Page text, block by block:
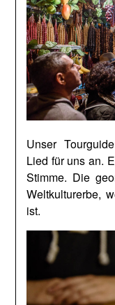
Unser
Lied für uns an.
Stimme. Die
Weltkulturerbe,
ist.